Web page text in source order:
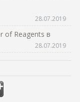
28.07.2019
of Reagents в
28.07.2019